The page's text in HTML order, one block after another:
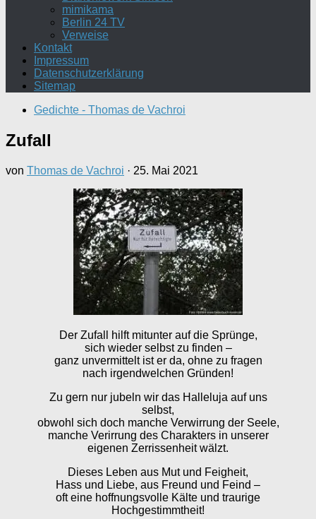
mimikama
Berlin 24 TV
Verweise
Kontakt
Impressum
Datenschutzerklärung
Sitemap
Gedichte - Thomas de Vachroi
Zufall
von Thomas de Vachroi · 25. Mai 2021
Der Zufall hilft mitunter auf die Sprünge,
sich wieder selbst zu finden –
ganz unvermittelt ist er da, ohne zu fragen
nach irgendwelchen Gründen!
Zu gern nur jubeln wir das Halleluja auf uns
selbst,
obwohl sich doch manche Verwirrung der Seele,
manche Verirrung des Charakters in unserer
eigenen Zerrissenheit wälzt.
Dieses Leben aus Mut und Feigheit,
Hass und Liebe, aus Freund und Feind –
oft eine hoffnungsvolle Kälte und traurige
Hochgestimmtheit!